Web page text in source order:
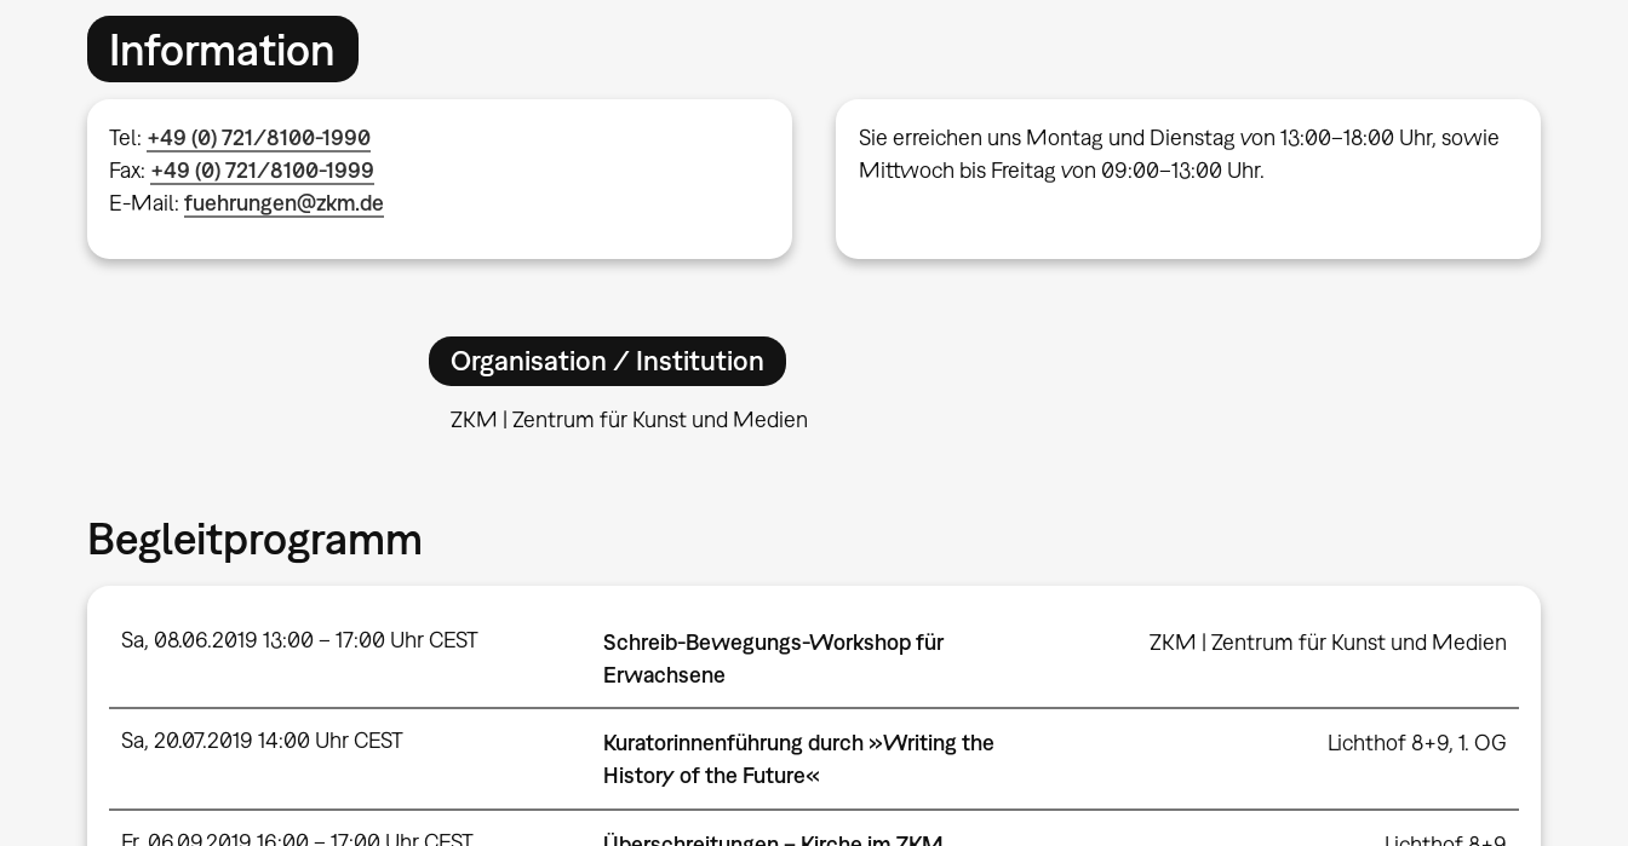
Information
Tel: +49 (0) 721/8100-1990
Fax: +49 (0) 721/8100-1999
E-Mail:fuehrungen@zkm.de
Sie erreichen uns Montag und Dienstag von 13:00–18:00 Uhr, sowie
Mittwoch bis Freitag von 09:00–13:00 Uhr.
Organisation / Institution
ZKM | Zentrum für Kunst und Medien
Begleitprogramm
Sa, 08.06.2019 13:00 – 17:00 Uhr CEST
Schreib-Bewegungs-Workshop für
Erwachsene
ZKM | Zentrum für Kunst und Medien
Sa, 20.07.2019 14:00 Uhr CEST
Kuratorinnenführung durch »Writing the
History of the Future«
Lichthof 8+9, 1. OG